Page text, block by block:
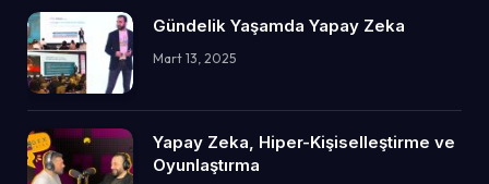
Gündelik Yaşamda Yapay Zeka
Mart 13, 2025
Yapay Zeka, Hiper-Kişiselleştirme ve
Oyunlaştırma